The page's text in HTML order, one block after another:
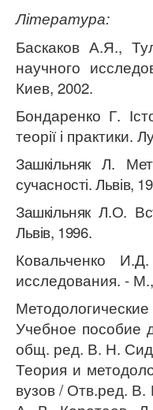
Література:
Баскаков А.Я.,
научного
Киев, 2002.
Бондаренко Г.
теорії і практики.
Зашкільняк Л.
сучасності. Львів,
Зашкільняк Л.О.
Львів, 1996.
Ковальченко И.Д
исследования. -
Учебное пособие
общ. ред. В. Н.
Теория и
вузов / Отв.ред.